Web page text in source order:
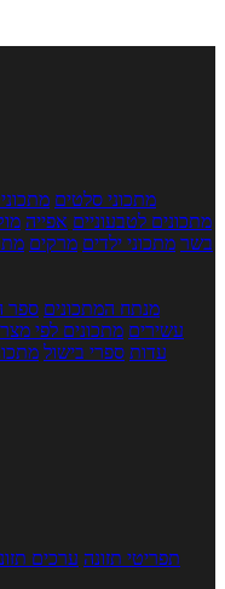
מתכוני סלטים
מתכונים לטבעוניים אפייה
בשר מתכוני ילדים מרקים
מנתח המתכונים ספר
עשירים מתכונים לפי
עדות ספרי בישול
תפריטי תזונה ערכים